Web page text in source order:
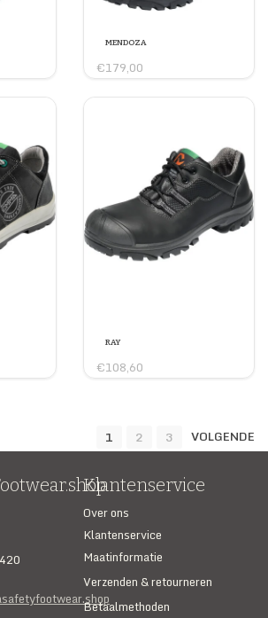
MENDOZA
€179,00
RAY
€108,60
1 2 3 VOLGENDE
Klantenservice
Over ons
Klantenservice
Maatinformatie
Verzenden & retourneren
Betaalmethoden